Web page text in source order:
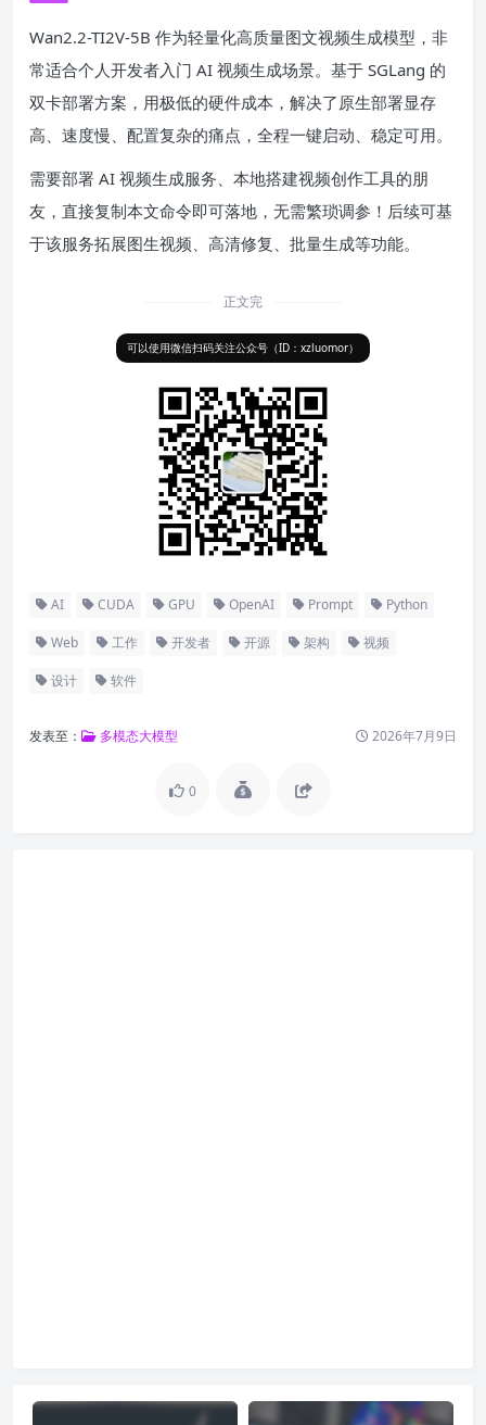
Wan2.2-TI2V-5B 作为轻量化高质量图文视频生成模型，非
常适合个人开发者入门 AI 视频生成场景。基于 SGLang 的
双卡部署方案，用极低的硬件成本，解决了原生部署显存
高、速度慢、配置复杂的痛点，全程一键启动、稳定可用。
需要部署 AI 视频生成服务、本地搭建视频创作工具的朋
友，直接复制本文命令即可落地，无需繁琐调参！后续可基
于该服务拓展图生视频、高清修复、批量生成等功能。
正文完
可以使用微信扫码关注公众号（ID：xzluomor）
AI CUDA GPU OpenAI Prompt Python
Web 工作 开发者 开源 架构 视频
设计 软件
发表至： 多模态大模型 2026年7月9日
0